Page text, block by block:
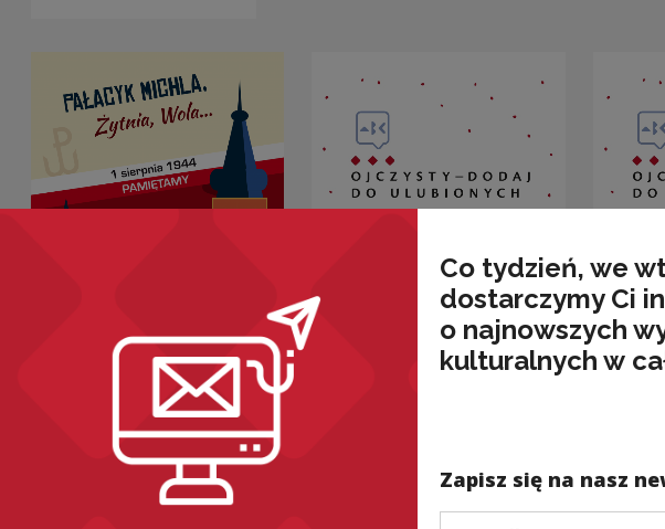
etymologia,
miejsca, poprawność
ODWŁÓCZNY”
etymologia,
z
Co tydzień, we
dostarczymy Ci
o najnowszych
kulturalnych w
Zapisz się na nasz